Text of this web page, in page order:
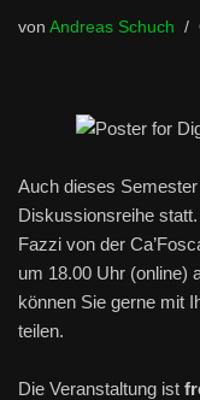
von Andreas Schuch
Auch dieses
Diskussionsreihe
Fazzi von der
um 18.00 Uhr (online)
können Sie gerne mit
teilen.
Die Veranstaltung ist